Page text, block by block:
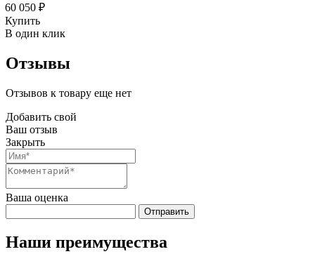
60 050 ₽
Купить
В один клик
Отзывы
Отзывов к товару еще нет
Добавить свой
Ваш отзыв
Закрыть
Ваша оценка
Отправить
Наши преимущества